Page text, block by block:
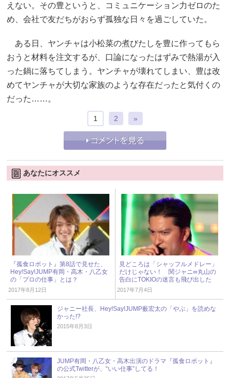
えない。その豊というと、コミュニケーション力ゼロのた
め、会社で友だちがおらず孤独な日々を過ごしていた。
ある日、ヤンチャは小松菜の煮びたしを豊に作ってもら
おうと材料を注文するが、口論になったはずみで熱湯が入
った鍋に落ちてしまう。ヤンチャが壊れてしまい、豊は改
めてヤンチャが大切な家族のような存在だったと気付くの
だった……。
1 2 »
あなたにオススメ
『孤食ロボット』第8話で見せた、
Hey!Say!JUMP有岡・高木・八乙女
の「プロの仕事」とは？
2017年8月12日
見どころは「シャッフルメドレー」
だけじゃない！ 関ジャニ∞丸山の
告白にTOKIOの迷言も飛び出した
『THE MUSIC DAY』
2017年7月4日
ジャニー社長、Hey!Say!JUMP薮宏太の「やぶ」を読めな
かった!?
2015年8月3日
JUMP有岡・八乙女・高木出演のドラマ『孤食ロボット』
の公式Twitterが、“いい仕事”してる！